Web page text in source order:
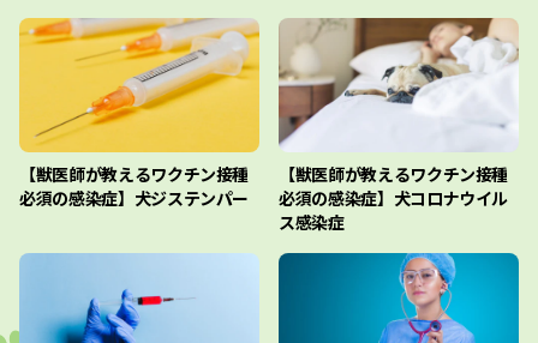
【獣医師が教えるワクチン接種
必須の感染症】犬ジステンパー
【獣医師が教えるワクチン接種
必須の感染症】犬コロナウイル
ス感染症